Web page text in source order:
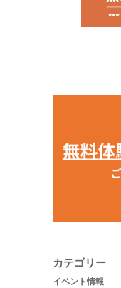
カテゴリー
イベント情報